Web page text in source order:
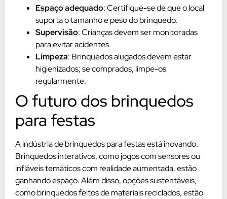
Espaço adequado: Certifique-se de que o local
suporta o tamanho e peso do brinquedo.
Supervisão: Crianças devem ser monitoradas
para evitar acidentes.
Limpeza: Brinquedos alugados devem estar
higienizados; se comprados, limpe-os
regularmente.
O futuro dos brinquedos
para festas
A indústria de brinquedos para festas está inovando.
Brinquedos interativos, como jogos com sensores ou
infláveis temáticos com realidade aumentada, estão
ganhando espaço. Além disso, opções sustentáveis,
como brinquedos feitos de materiais reciclados, estão